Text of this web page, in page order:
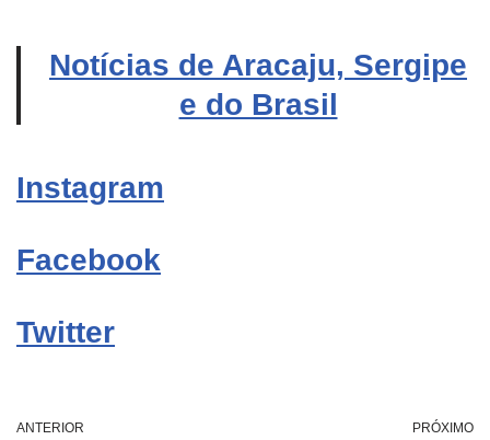
Notícias de Aracaju, Sergipe
e do Brasil
Instagram
Facebook
Twitter
ANTERIOR PRÓXIMO